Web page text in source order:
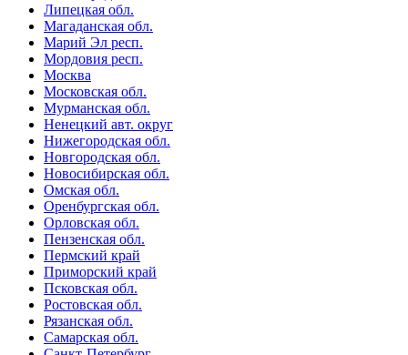
Липецкая обл.
Магаданская обл.
Марий Эл респ.
Мордовия респ.
Москва
Московская обл.
Мурманская обл.
Ненецкий авт. округ
Нижегородская обл.
Новгородская обл.
Новосибирская обл.
Омская обл.
Оренбургская обл.
Орловская обл.
Пензенская обл.
Пермский край
Приморский край
Псковская обл.
Ростовская обл.
Рязанская обл.
Самарская обл.